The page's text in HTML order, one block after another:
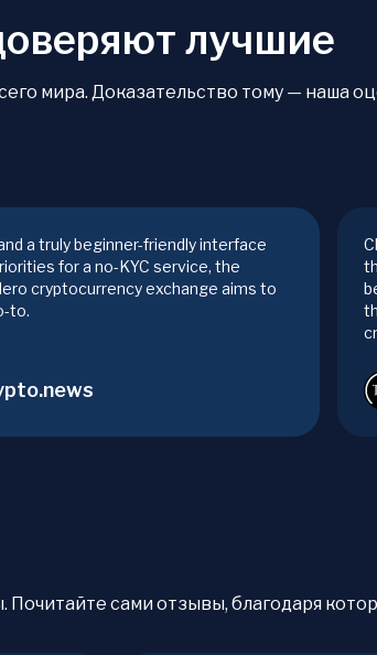
лучшие
мира. Доказательство тому — наша
a truly beginner-friendly interface
for a no-KYC service, the
cryptocurrency exchange aims to
to.
сами отзывы, благодаря